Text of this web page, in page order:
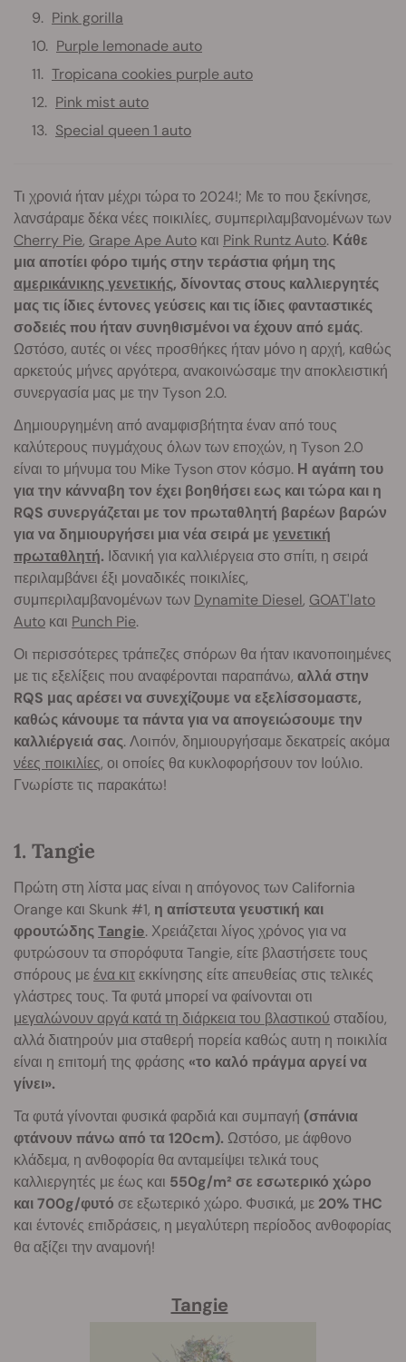
Pink gorilla
Purple lemonade auto
Tropicana cookies purple auto
Pink mist auto
Special queen 1 auto
Τι χρονιά ήταν μέχρι τώρα το 2024!; Με το που ξεκίνησε,
λανσάραμε δέκα νέες ποικιλίες, συμπεριλαμβανομένων των
Cherry Pie, Grape Ape Auto και Pink Runtz Auto. Κάθε
μια αποτίει φόρο τιμής στην τεράστια φήμη της
αμερικάνικης γενετικής, δίνοντας στους καλλιεργητές
μας τις ίδιες έντονες γεύσεις και τις ίδιες φανταστικές
σοδειές που ήταν συνηθισμένοι να έχουν από εμάς.
Ωστόσο, αυτές οι νέες προσθήκες ήταν μόνο η αρχή, καθώς
αρκετούς μήνες αργότερα, ανακοινώσαμε την αποκλειστική
συνεργασία μας με την Tyson 2.0.
Δημιουργημένη από αναμφισβήτητα έναν από τους
καλύτερους πυγμάχους όλων των εποχών, η Tyson 2.0
είναι το μήνυμα του Mike Tyson στον κόσμο. Η αγάπη του
για την κάνναβη τον έχει βοηθήσει εως και τώρα και η
RQS συνεργάζεται με τον πρωταθλητή βαρέων βαρών
για να δημιουργήσει μια νέα σειρά με γενετική
πρωταθλητή. Ιδανική για καλλιέργεια στο σπίτι, η σειρά
περιλαμβάνει έξι μοναδικές ποικιλίες,
συμπεριλαμβανομένων των Dynamite Diesel, GOAT'lato
Auto και Punch Pie.
Οι περισσότερες τράπεζες σπόρων θα ήταν ικανοποιημένες
με τις εξελίξεις που αναφέρονται παραπάνω, αλλά στην
RQS μας αρέσει να συνεχίζουμε να εξελίσσομαστε,
καθώς κάνουμε τα πάντα για να απογειώσουμε την
καλλιέργειά σας. Λοιπόν, δημιουργήσαμε δεκατρείς ακόμα
νέες ποικιλίες, οι οποίες θα κυκλοφορήσουν τον Ιούλιο.
Γνωρίστε τις παρακάτω!
1. Tangie
Πρώτη στη λίστα μας είναι η απόγονος των California
Orange και Skunk #1, η απίστευτα γευστική και
φρουτώδηςTangie. Χρειάζεται λίγος χρόνος για να
φυτρώσουν τα σπορόφυτα Tangie, είτε βλαστήσετε τους
σπόρους μεένα κιτεκκίνησης είτε απευθείας στις τελικές
γλάστρες τους. Τα φυτά μπορεί να φαίνονται οτι
μεγαλώνουν αργά κατά τη διάρκεια του βλαστικού σταδίου,
αλλά διατηρούν μια σταθερή πορεία καθώς αυτη η ποικιλία
είναι η επιτομή της φράσης «το καλό πράγμα αργεί να
γίνει».
Τα φυτά γίνονται φυσικά φαρδιά και συμπαγή (σπάνια
φτάνουν πάνω από τα 120cm). Ωστόσο, με άφθονο
κλάδεμα, η ανθοφορία θα ανταμείψει τελικά τους
καλλιεργητές με έως και 550g/m² σε εσωτερικό χώρο
και 700g/φυτό σε εξωτερικό χώρο. Φυσικά, με 20% THC
και έντονές επιδράσεις, η μεγαλύτερη περίοδος ανθοφορίας
θα αξίζει την αναμονή!
Tangie